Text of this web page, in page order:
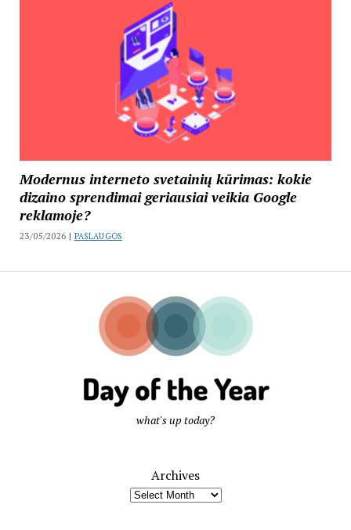
Modernus interneto svetainių kūrimas: kokie
dizaino sprendimai geriausiai veikia Google
reklamoje?
23/05/2026 | PASLAUGOS
what's up today?
Archives